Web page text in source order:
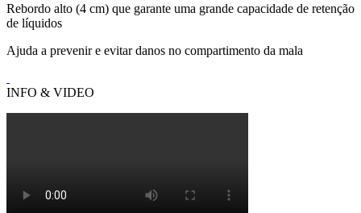
Rebordo alto (4 cm) que garante uma grande capacidade de retenção
de líquidos
Ajuda a prevenir e evitar danos no compartimento da mala
INFO & VIDEO